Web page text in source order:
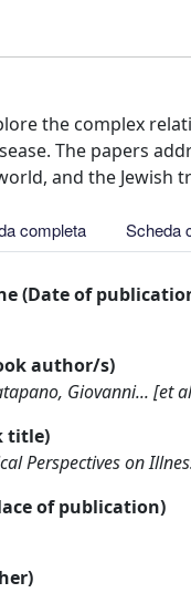
the complex
The papers
and the Jewish
completa Scheda
(Date of
author/s)
Giovanni... [et
title)
Perspectives on
of publication)